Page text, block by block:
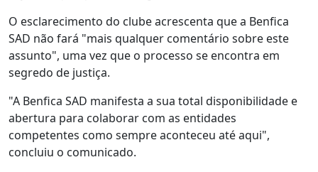
O esclarecimento do clube acrescenta que a Benfica
SAD não fará "mais qualquer comentário sobre este
assunto", uma vez que o processo se encontra em
segredo de justiça.
"A Benfica SAD manifesta a sua total disponibilidade e
abertura para colaborar com as entidades
competentes como sempre aconteceu até aqui",
concluiu o comunicado.